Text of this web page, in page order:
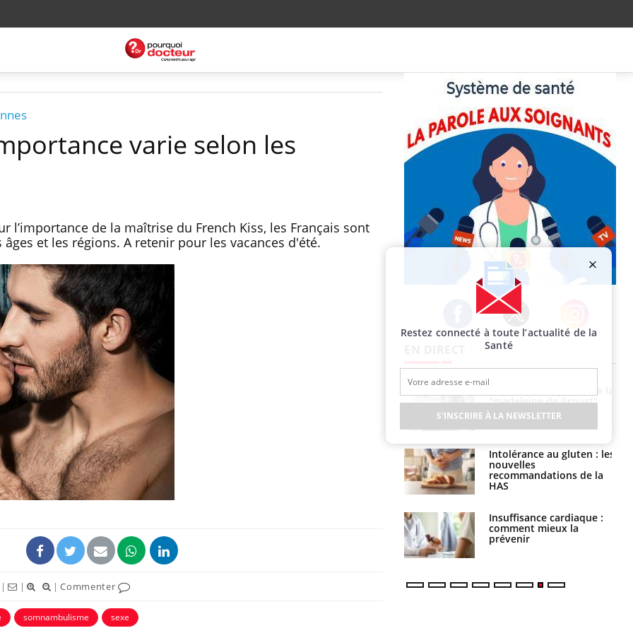
varie selon les
l’importance de la maîtrise du French Kiss, les Français sont
et les régions. A retenir pour les vacances d'été.
| | |Commenter
somnambulisme sexe
Facebook Twitter Instagram
Mordue par un
barracuda, une petite fille
secourue grâce à un
réflexe essentiel
Légionellose en Suisse :
quelle est l’origine de la
contamination ?
les réactions sévères
"madeleine de Proust"
enfin expliqué
Intolérance au gluten : les
nouvelles
recommandations de la
HAS
Insuffisance cardiaque :
comment mieux la
prévenir
Restez connecté à toute l’actualité de la
Santé
S'INSCRIRE À LA NEWSLETTER